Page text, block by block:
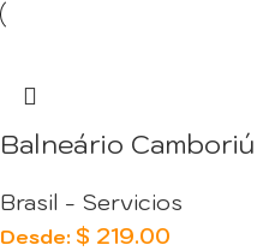
Balneário Camboriú
Brasil - Servicios
Desde: $ 219.00